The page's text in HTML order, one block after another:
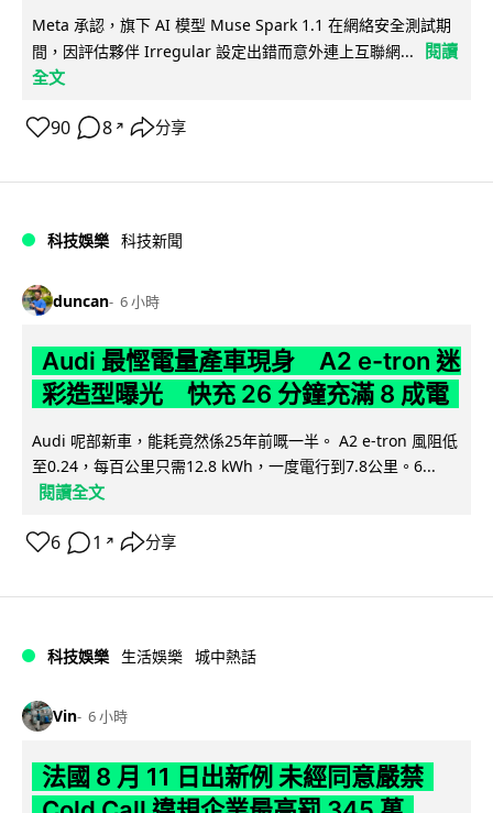
Meta 承認，旗下 AI 模型 Muse Spark 1.1 在網絡安全測試期
間，因評估夥伴 Irregular 設定出錯而意外連上互聯網...
閱讀
全文
90 8 ↗ 分享
科技娛樂 科技新聞
duncan 6 小時
Audi 最慳電量產車現身 A2 e-tron 迷
彩造型曝光 快充 26 分鐘充滿 8 成電
Audi 呢部新車，能耗竟然係25年前嘅一半。 A2 e-tron 風阻低
至0.24，每百公里只需12.8 kWh，一度電行到7.8公里。6...
閱讀全文
6 1 ↗ 分享
科技娛樂 生活娛樂 城中熱話
Vin 6 小時
法國 8 月 11 日出新例 未經同意嚴禁